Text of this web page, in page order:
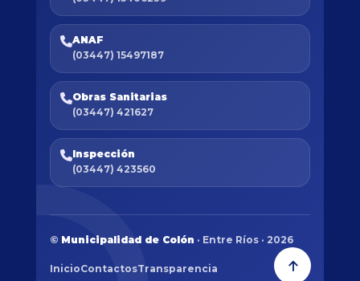
ANAF
(03447) 15497187
Obras Sanitarias
(03447) 421627
Inspección
(03447) 423560
© Municipalidad de Colón · Entre Ríos · 2026
InicioContactosTransparencia